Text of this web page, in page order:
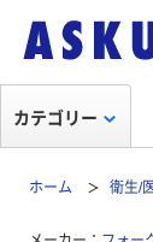
カテゴリー
ホーム 衛生/